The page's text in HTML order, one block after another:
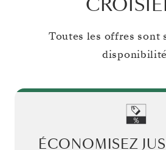
Toutes les offres sont
ÉCONOMISEZ